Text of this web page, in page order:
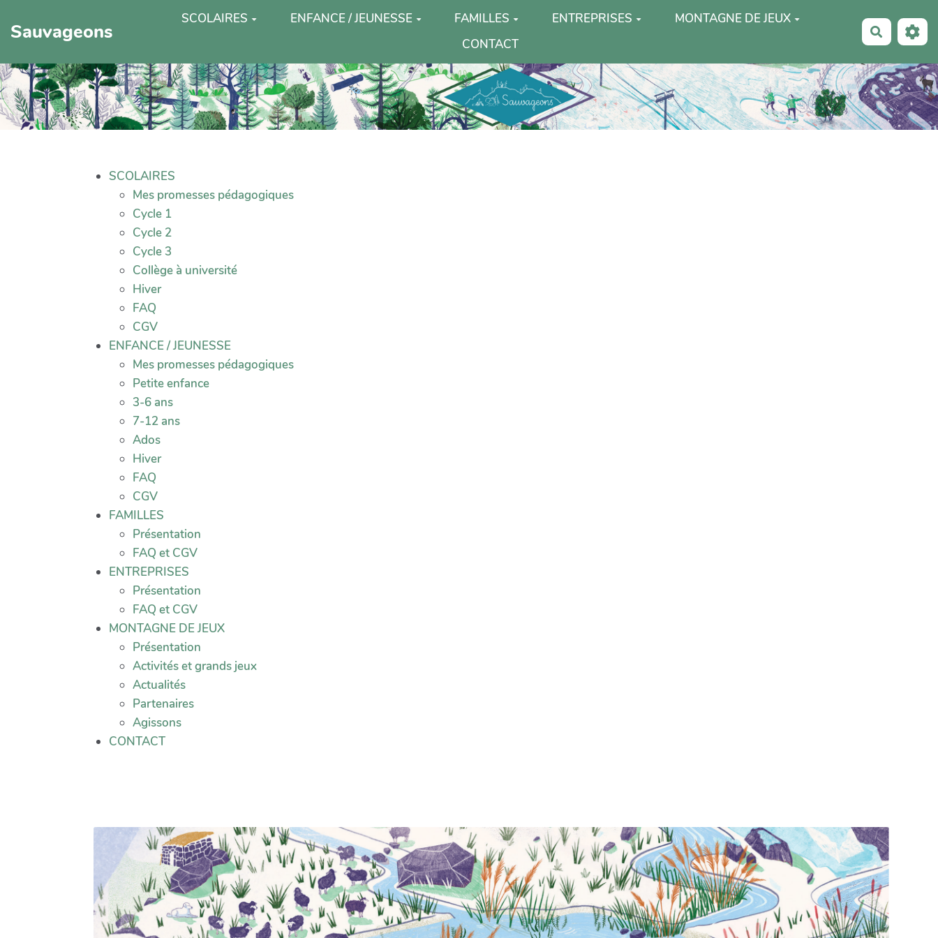
Sauvageons
SCOLAIRES ENFANCE / JEUNESSE FAMILLES ENTREPRISES
MONTAGNE DE JEUX
CONTACT
SCOLAIRES
Mes promesses pédagogiques
Cycle 1
Cycle 2
Cycle 3
Collège à université
Hiver
FAQ
CGV
ENFANCE / JEUNESSE
Mes promesses pédagogiques
Petite enfance
3-6 ans
7-12 ans
Ados
Hiver
FAQ
CGV
FAMILLES
Présentation
FAQ et CGV
ENTREPRISES
Présentation
FAQ et CGV
MONTAGNE DE JEUX
Présentation
Activités et grands jeux
Actualités
Partenaires
Agissons
CONTACT